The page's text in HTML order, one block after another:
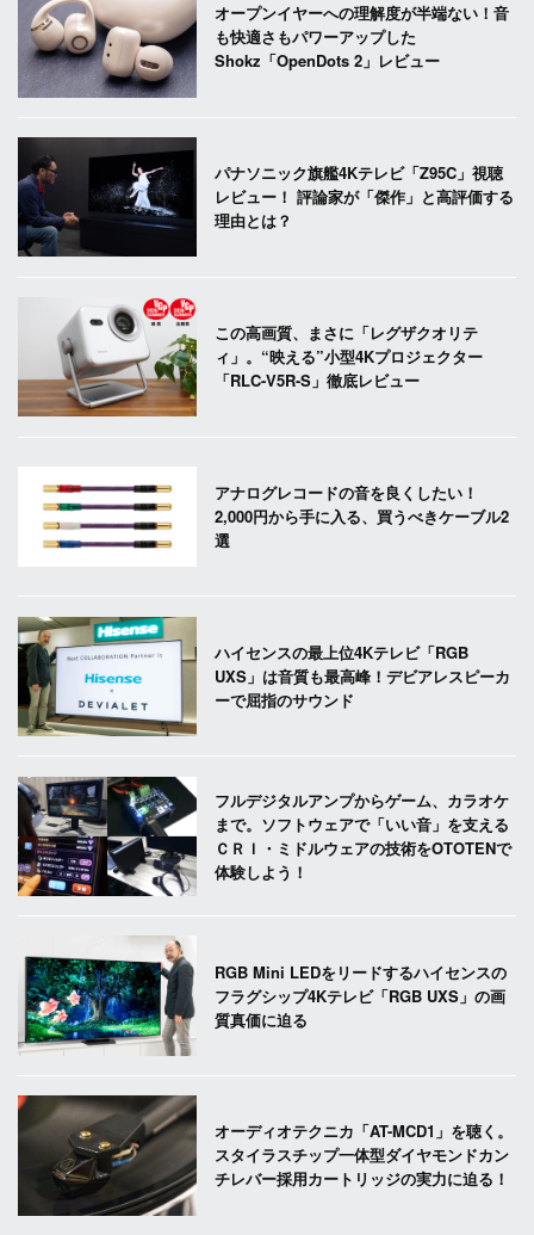
オープンイヤーへの理解度が半端ない！音
も快適さもパワーアップした
Shokz「OpenDots 2」レビュー
パナソニック旗艦4Kテレビ「Z95C」視聴
レビュー！ 評論家が「傑作」と高評価する
理由とは？
この高画質、まさに「レグザクオリテ
ィ」。“映える”小型4Kプロジェクター
「RLC-V5R-S」徹底レビュー
アナログレコードの音を良くしたい！
2,000円から手に入る、買うべきケーブル2
選
ハイセンスの最上位4Kテレビ「RGB
UXS」は音質も最高峰！デビアレスピーカ
ーで屈指のサウンド
フルデジタルアンプからゲーム、カラオケ
まで。ソフトウェアで「いい音」を支える
ＣＲＩ・ミドルウェアの技術をOTOTENで
体験しよう！
RGB Mini LEDをリードするハイセンスの
フラグシップ4Kテレビ「RGB UXS」の画
質真価に迫る
オーディオテクニカ「AT-MCD1」を聴く。
スタイラスチップ一体型ダイヤモンドカン
チレバー採用カートリッジの実力に迫る！